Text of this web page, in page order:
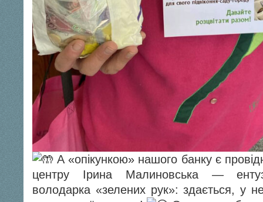
А «опікункою» нашого банку є
центру Ірина Малиновська —
володарка «зелених рук»: здається, у